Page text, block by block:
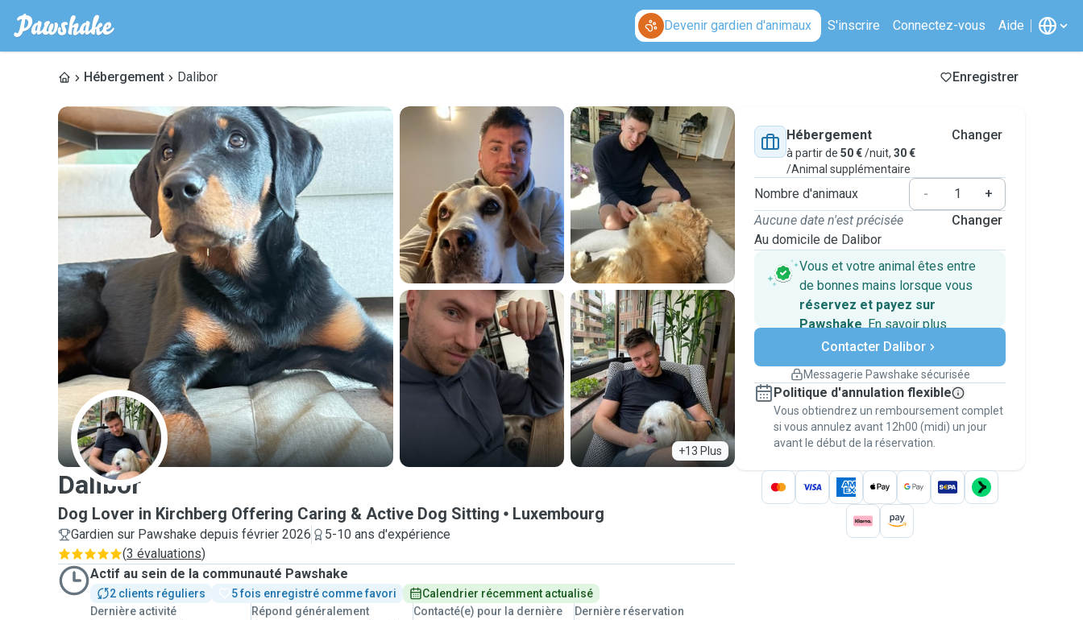
Devenir gardien d'animaux S'inscrire Connectez-vous Aide
Hébergement Dalibor Enregistrer
+13 Plus
D
Dalibor
Dog Lover in Kirchberg Offering Caring & Active Dog Sitting Luxembourg
Gardien sur Pawshake depuis février 2026
5-10 ans d'expérience
(3 évaluations)
Actif au sein de la communauté Pawshake
2 clients réguliers 5 fois enregistré comme favori
Calendrier récemment actualisé
Dernière activité
Répond généralement
Contacté(e) pour la dernière
Dernière réservation
Hébergement
à partir de 50 €/nuit, 30 €
/Animal supplémentaire
Changer
Nombre d'animaux -
+
Aucune date n'est précisée
Au domicile de Dalibor
Changer
Vous et votre animal êtes entre
de bonnes mains lorsque vous
réservez et payez sur
Pawshake. En savoir plus
Paiements sécurisés
Assistance en cas de
Réservations couvertes par
nos garanties
Gardez tout sur Pawshake (du premier
message au paiement) pour bénéficier de la
Garantie Pawshake.
Contacter Dalibor
Messagerie Pawshake sécurisée
Politique d'annulation flexible
Vous obtiendrez un remboursement complet
si vous annulez avant 12h00 (midi) un jour
avant le début de la réservation.